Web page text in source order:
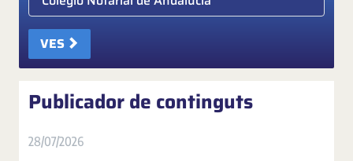
VES
Publicador de continguts
28/07/2026